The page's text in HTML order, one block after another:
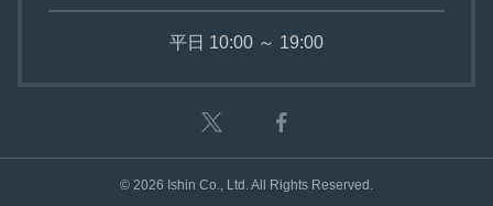
平日 10:00 ～ 19:00
© 2026 Ishin Co., Ltd. All Rights Reserved.